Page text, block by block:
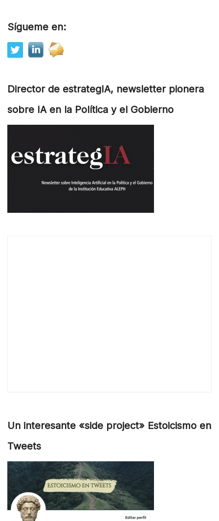
Sígueme en:
Director de estrategIA, newsletter pionera
sobre IA en la Política y el Gobierno
Un interesante «side project» Estoicismo en
Tweets